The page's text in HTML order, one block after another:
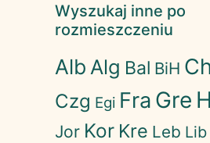
Wyszukaj inne po
rozmieszczeniu
Alb Alg Bal BiH
Czg Egi Fra Gre
Jor Kor Kre Leb Lib